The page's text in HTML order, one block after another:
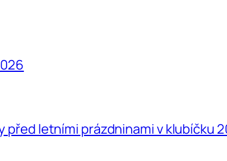
před letními prázdninami v klubíčku